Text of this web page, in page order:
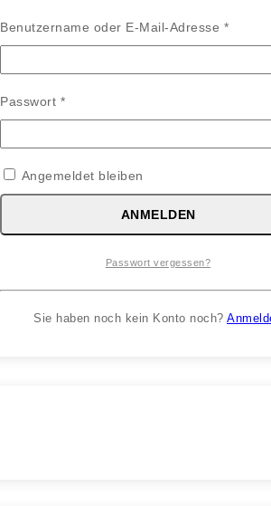
Benutzername oder E-Mail-Adresse *
Passwort *Erforderlich
Angemeldet bleiben
ANMELDEN
Passwort vergessen?
Sie haben noch kein Konto noch?